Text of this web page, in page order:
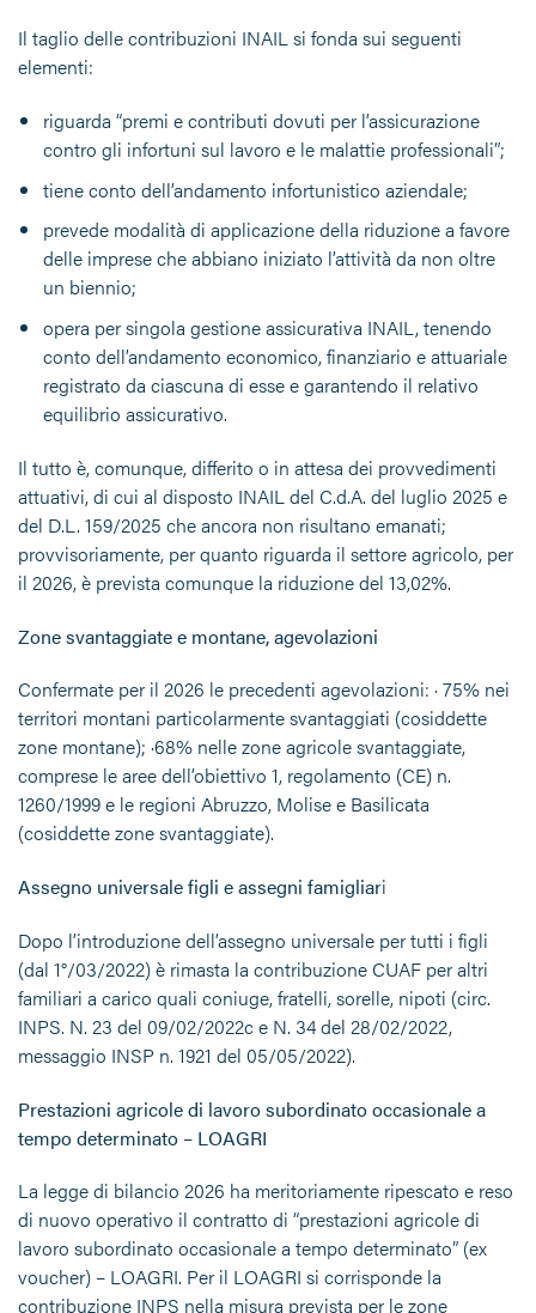
Il taglio delle contribuzioni INAIL si fonda sui seguenti
elementi:
riguarda “premi e contributi dovuti per l’assicurazione
contro gli infortuni sul lavoro e le malattie professionali”;
tiene conto dell’andamento infortunistico aziendale;
prevede modalità di applicazione della riduzione a favore
delle imprese che abbiano iniziato l’attività da non oltre
un biennio;
opera per singola gestione assicurativa INAIL, tenendo
conto dell’andamento economico, finanziario e attuariale
registrato da ciascuna di esse e garantendo il relativo
equilibrio assicurativo.
Il tutto è, comunque, differito o in attesa dei provvedimenti
attuativi, di cui al disposto INAIL del C.d.A. del luglio 2025 e
del D.L. 159/2025 che ancora non risultano emanati;
provvisoriamente, per quanto riguarda il settore agricolo, per
il 2026, è prevista comunque la riduzione del 13,02%.
Zone svantaggiate e montane, agevolazioni
Confermate per il 2026 le precedenti agevolazioni: · 75% nei
territori montani particolarmente svantaggiati (cosiddette
zone montane); ·68% nelle zone agricole svantaggiate,
comprese le aree dell’obiettivo 1, regolamento (CE) n.
1260/1999 e le regioni Abruzzo, Molise e Basilicata
(cosiddette zone svantaggiate).
Assegno universale figli e assegni famigliari
Dopo l’introduzione dell’assegno universale per tutti i figli
(dal 1°/03/2022) è rimasta la contribuzione CUAF per altri
familiari a carico quali coniuge, fratelli, sorelle, nipoti (circ.
INPS. N. 23 del 09/02/2022c e N. 34 del 28/02/2022,
messaggio INSP n. 1921 del 05/05/2022).
Prestazioni agricole di lavoro subordinato occasionale a
tempo determinato – LOAGRI
La legge di bilancio 2026 ha meritoriamente ripescato e reso
di nuovo operativo il contratto di “prestazioni agricole di
lavoro subordinato occasionale a tempo determinato” (ex
voucher) – LOAGRI. Per il LOAGRI si corrisponde la
contribuzione INPS nella misura prevista per le zone